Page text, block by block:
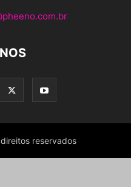
reservados